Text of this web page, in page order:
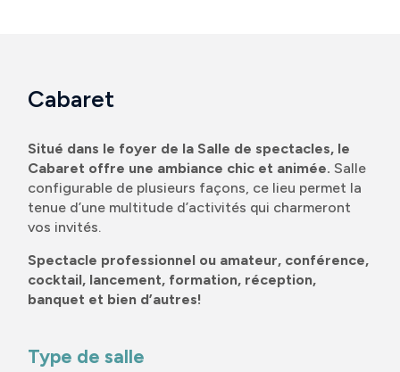
Cabaret
Situé dans le foyer de la Salle de spectacles, le
Cabaret offre une ambiance chic et animée. Salle
configurable de plusieurs façons, ce lieu permet la
tenue d’une multitude d’activités qui charmeront
vos invités.
Spectacle professionnel ou amateur, conférence,
cocktail, lancement, formation, réception,
banquet et bien d’autres!
Type de salle